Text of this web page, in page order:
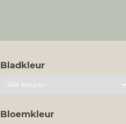
Bladkleur
Bloemkleur